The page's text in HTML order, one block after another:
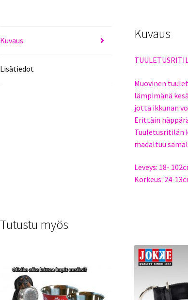
Kuvaus
Lisätiedot
Kuvaus
Muovinen
lämpimänä
jotta ikkunan
Erittäin
Tuuletusritilän
madaltuu
Leveys: 18-
Korkeus: 24-
Tutustu myös